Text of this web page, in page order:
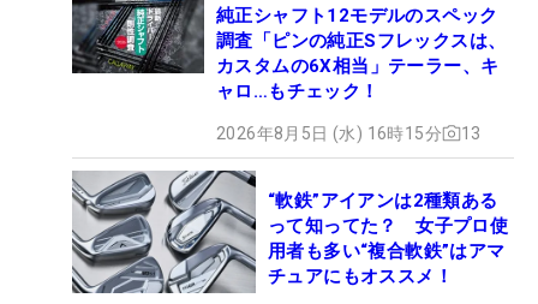
純正シャフト12モデルのスペック
調査「ピンの純正Sフレックスは、
カスタムの6X相当」テーラー、キ
ャロ…もチェック！
2026年8月5日 (水) 16時15分 13
“軟鉄”アイアンは2種類ある
って知ってた？ 女子プロ使
用者も多い“複合軟鉄”はアマ
チュアにもオススメ！